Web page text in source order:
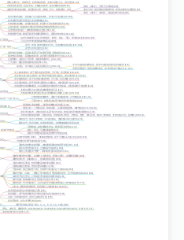
完整设置流程 ：涵盖波峰和波谷，有“新高法则”变体2 [117, 118]
牛市中是短线回调底部，熊市中是短线反弹顶部或底部 [116]
期货：高杠杆，高风险，但也提供对冲机会 [98]
量化分析：模型驱动的期权市场，布莱克-斯科尔斯模型 [97]
期权：高杠杆，可用于对冲风险 [96]
波动性的计算方法 [56, 172]
网站、参考书、辅助软件（AIQ, Metastock, Tradestation, Prophet/thinkorswim） [160, 170, 171]
道氏理论核心原则：第2、3、4、5、8、10、11条 [169]
提供流动性，对抗非理性波动 [168]
平静面对股市
相信图表，并严格按照图表信号或自身总结的法则操作 [168]
技术形态或信号并非绝对确定可靠 [165]
拉尔夫·文斯和最优f模型：将风险定义为回撤 [56, 164-167]
控制风险 ：对冲风险最小，运用迈吉评价指数调整组合可降低风险 [163, 164]
最大回撤 ：衡量最坏情况下的最大亏损 [158, 162]
实用资产组合理论：计算组合理论风险和操作风险 [161]
风险价值法（VaR） ：衡量正常市场情况下预期最大损失，但无视趋势风险 [159, 160]
个股风险 ：通过波动性分析，但技术分析要义在于控制风险
定期检视组合数据，维持合理风险敞口 [158]
亏损50%时应离场，转投指数基金或专业顾问 [157]
调整综合杠杆（风险敞口） ，依靠经验和直觉 [156]
追随长线趋势交易时，中期投入大量资金，早期小部分，末期降至最低 [155]
将投入资金视为 “学费”
新手应 理论交易为主 ，少量实际交易 [152, 153]
系统性控制资金使用量 ，勿将重要用途的钱用于投机 [151, 152]
“自然对冲”和“节奏化交易”[150]
迈吉评价指数（MEI） ：衡量趋势强弱，用于平衡多头/空头仓位 [149, 150]
移动平均线交易法仅在 趋势市中有效
平滑数据，剔除周期性变化，观察真正趋势[16, 147]
建仓信号：形态突破、击穿支撑/阻力、趋势线触碰/击穿等 [146]
离场信号 ：形态不利突破、不利新低/高、放量/缺口单日反转等 [145]
具体形态的操盘战术：双顶/双底、对称/直角三角形、扩散顶、楔形、单日反转、旗形/三角旗形、支撑位/阻力位、趋势线 [136-144]
测算公式：三角形高度、箱体高度、头部到颈线距离、旗杆幅度 [27, 133, 134]
预测最小涨跌幅度 ，为风险报酬比提供指引 [133]
可通过ETF、指数基金实现分散投资并控制成本 [132]
分散投资 的重要性：避免个股波动影响，平均数法则 [130, 131]
长线或中线支撑位/阻力位在 周线图或月线图 上识别 [128, 129]
支撑位和阻力位是交易者最重要的工具 [127]
长线趋势交易策略概述 ：永远循道指长线趋势方向交易，结合板块和个股趋势 [126]
空头回补规则：基于保护性/跟进性止损指令、成交量信号 [124, 125]
卖空股票规则 ：基于红色/蓝色趋势线、平行线、形态突破 [123, 124]
买入/做多规则：基于蓝色/红色趋势线、平行线、形态突破 [119-121]
基准点 ：用于确定止损位的参照点位 [68, 116]
：确认短线底部或顶部 [61, 114]
跟进性止损指令 ：获取短线利润，在利润可观时及时平仓 [112, 113]
保护性止损指令 ：设定在底部之下的安全范围，限制损失 [42, 111]
卖空可设置止损位 [110]
卖空：市场下跌时的获利方式，无道德或实际区别 [107-109]
技术分析者更关注公司的“股性”（类型、特点、习性）而非具体业务 [100, 105]
把握投资节奏：根据迈吉评价指数调整仓位，实现自然对冲 [103, 104]
迈吉的“基准点法”：最有效的移动止损法 [68, 103]
：跌破200天移动平均线或长期趋势线 [102, 103]
长线投资者策略 ：把握长期趋势，利用ETF进行指数化投资 [102]
技术派投资者不采取买入并持有策略 [101]
投资与投机差异 ：投机者只关注股票本身，而非公司基本面 [99, 100]
金融理论和实践发展 ：新型投资工具（期权、ETF、指数期货） [95]
：信息革命，大幅提高效率，提供海量资源 [93-95]
四类主要方法：区域形态、趋势和趋势线、支撑位和阻力位、成交量 [91, 92]
[1]
量
[1]
结[1]
形态
算目标 [1]
在同一个篮子里[1]
个股：续
个股[1]